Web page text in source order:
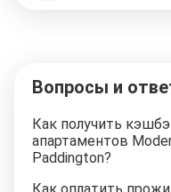
Вопросы и
Как получить
апартаментов
Paddington?